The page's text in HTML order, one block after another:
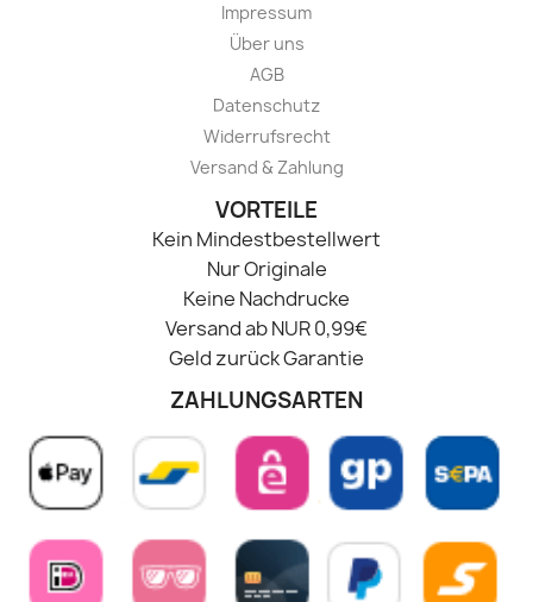
Impressum
Über uns
AGB
Datenschutz
Widerrufsrecht
Versand & Zahlung
VORTEILE
Kein Mindestbestellwert
Nur Originale
Keine Nachdrucke
Versand ab NUR 0,99€
Geld zurück Garantie
ZAHLUNGSARTEN